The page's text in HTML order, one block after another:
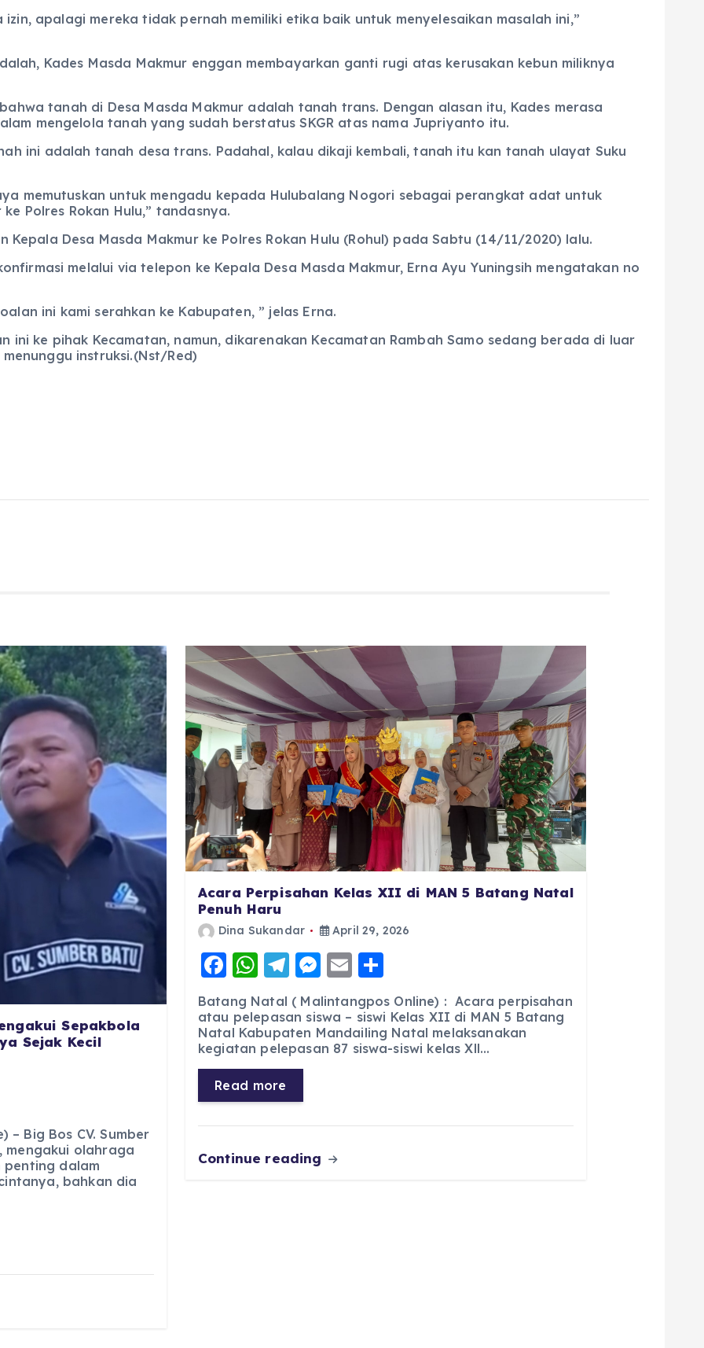
apalagi mereka tidak pernah memiliki etika baik untuk menyelesaikan masalah ini,”
Kades Masda Makmur enggan membayarkan ganti rugi atas kerusakan kebun miliknya
tanah di Desa Masda Makmur adalah tanah trans. Dengan alasan itu, Kades merasa
mengelola tanah yang sudah berstatus SKGR atas nama Jupriyanto itu.
ini adalah tanah desa trans. Padahal, kalau dikaji kembali, tanah itu kan tanah ulayat Suku
memutuskan untuk mengadu kepada Hulubalang Nogori sebagai perangkat adat untuk
Polres Rokan Hulu,” tandasnya.
Desa Masda Makmur ke Polres Rokan Hulu (Rohul) pada Sabtu (14/11/2020) lalu.
melalui via telepon ke Kepala Desa Masda Makmur, Erna Ayu Yuningsih mengatakan no
ini kami serahkan ke Kabupaten, ” jelas Erna.
ini ke pihak Kecamatan, namun, dikarenakan Kecamatan Rambah Samo sedang berada di luar
instruksi.(Nst/Red)
Sepakbola
Sejak Kecil
– Big Bos CV. Sumber
mengakui olahraga
penting dalam
bahkan dia
Acara Perpisahan Kelas XII di MAN 5 Batang Natal
Penuh Haru
Dina Sukandar April 29, 2026
F
a
c
e
b
o
W
h
a
ts
A
p
T
el
e
g
r
M
e
ss
e
E
m
ai
l
h
a
re
Batang Natal ( Malintangpos Online) : Acara perpisahan
atau pelepasan siswa – siswi Kelas XII di MAN 5 Batang
Natal Kabupaten Mandailing Natal melaksanakan
kegiatan pelepasan 87 siswa-siswi kelas Xll…
Read more
Continue reading